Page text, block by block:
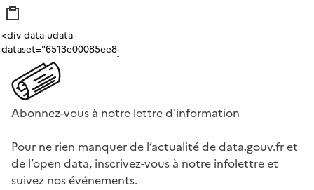
Abonnez-vous à notre lettre d'information
Pour ne rien manquer de l’actualité de data.gouv.fr et
de l’open data, inscrivez-vous à notre infolettre et
suivez nos événements.